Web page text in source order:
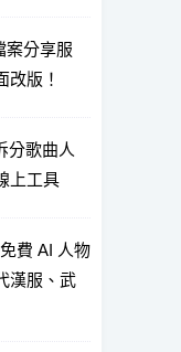
案分享服
改版！
分歌曲人
上工具
費 AI 人物
漢服、武